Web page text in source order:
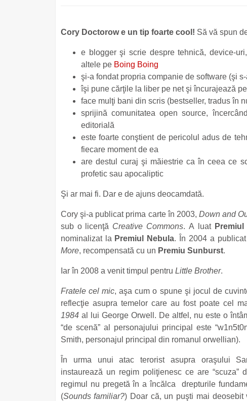
Cory Doctorow e un tip foarte cool! Să vă spun
e blogger şi scrie despre tehnică, device-
altele pe Boing Boing
şi-a fondat propria companie de software (şi
îşi pune cărţile la liber pe net şi încurajează
face mulţi bani din scris (bestseller, tradus în
sprijină comunitatea open source,
editorială
este foarte conştient de pericolul adus de
fiecare moment de ea
are destul curaj şi măiestrie ca în ceea ce
profetic sau apocaliptic
Şi ar mai fi. Dar e de ajuns deocamdată.
Cory şi-a publicat prima carte în 2003, Down and
sub o licenţă Creative Commons. A luat
nominalizat la Premiul Nebula. În 2004 a
More, recompensată cu un Premiu Sunburst.
Iar în 2008 a venit timpul pentru Little Brother.
Fratele cel mic, aşa cum o spune şi jocul de
reflecţie asupra temelor care au fost poate cel
1984 al lui George Orwell. De altfel, nu este o
“de scenă” al personajului principal este
Smith, personajul principal din romanul orwellian).
În urma unui atac terorist asupra oraşului
instaurează un regim poliţienesc ce are
regimul nu pregetă în a încălca drepturile
(Sounds familiar?) Doar că, un puşti mai deosebit